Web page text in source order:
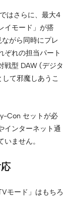
はさらに、最大4
イモード」が搭
がら同時にプレ
ぞれの担当パート
戦型 DAW (デジタ
て邪魔しあうこ
Con セットが必
インターネット通
ません。
モード」はもちろ